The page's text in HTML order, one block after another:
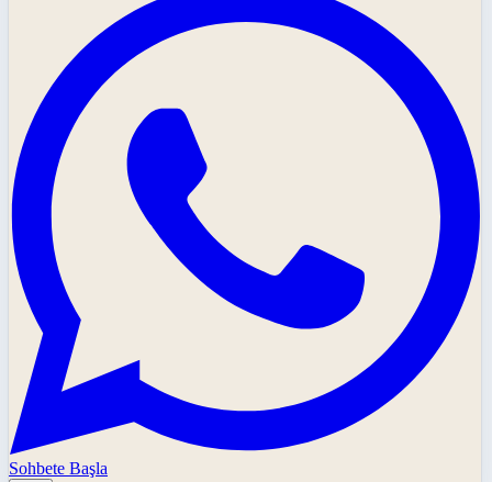
Sohbete Başla